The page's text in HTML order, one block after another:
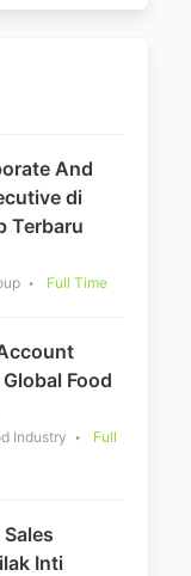
And
di
Terbaru
Full Time
Food
Industry
Full
Inti